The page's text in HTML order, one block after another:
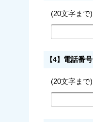
(20文字まで)
【4】 電話番号
(20文字まで)